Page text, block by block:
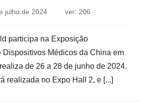
julho de 2024 ver: 206
participa na Exposição
Dispositivos Médicos da China em
de 26 a 28 de junho de 2024.
realizada no Expo Hall 2, e [...]